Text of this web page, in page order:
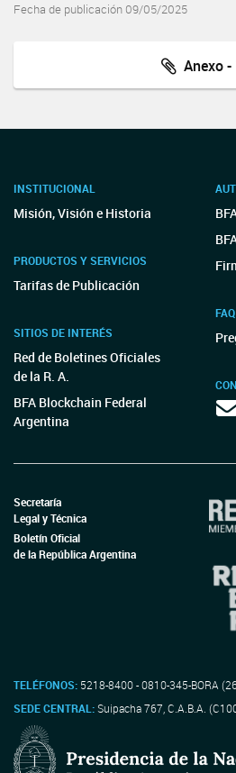
Fecha de publicación 09/05/2025
Anexo -
INSTITUCIONAL
Misión, Visión e Historia
PRODUCTOS Y SERVICIOS
Tarifas de Publicación
SITIOS DE INTERÉS
Red de Boletines Oficiales
de la R. A.
BFA Blockchain Federal
Argentina
Secretaría
Legal y Técnica
Boletín Oficial
de la República Argentina
TELÉFONOS: 5218-8400 - 0810-345-BORA
SEDE CENTRAL:Suipacha 767, C.A.B.A.